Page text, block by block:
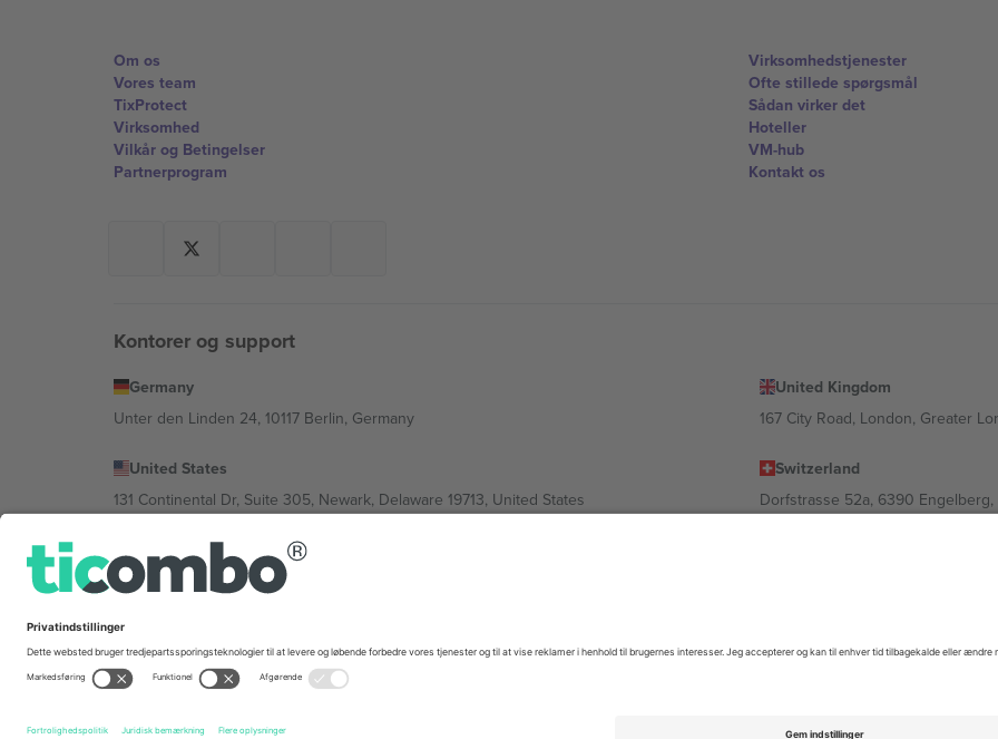
Om os
Vores team
TixProtect
Virksomhed
Vilkår og Betingelser
Partnerprogram
Virksomhedstjenester
Ofte stillede spørgsmål
Sådan virker det
Hoteller
VM-hub
Kontakt os
Kontorer og support
Germany
Unter den Linden 24, 10117 Berlin, Germany
United Kingdom
167 City Road, London, Greater
United States
131 Continental Dr, Suite 305, Newark, Delaware 19713, United States
Switzerland
Dorfstrasse 52a, 6390 Engelberg,
Bulgaria
Regus Sofia City West, bul Totleben 53-55, 1606 Sofia, Bulgaria
Av Chapultepec 360, Roma Norte, Cuauhtémoc, 06700 Ciudad de México, CDMX, Mexico
© 2026 Ticombo. Alle rettigheder forbeholdes.